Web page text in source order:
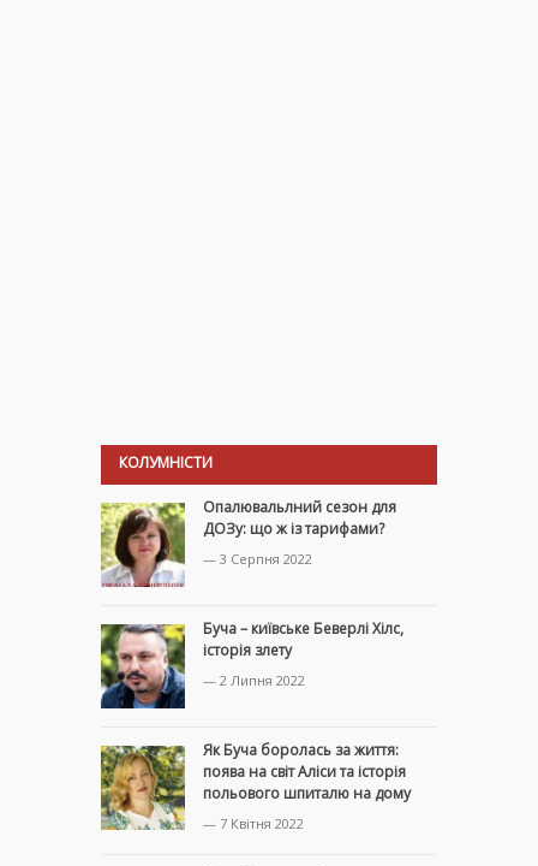
КОЛУМНІСТИ
Опалювальлний сезон для
ДОЗу: що ж із тарифами?
— 3 Серпня 2022
Буча – київське Беверлі Хілс,
історія злету
— 2 Липня 2022
Як Буча боролась за життя:
поява на світ Аліси та історія
польового шпиталю на дому
— 7 Квітня 2022